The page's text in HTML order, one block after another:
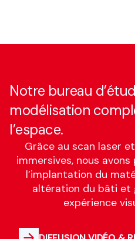
Notre bureau
modélisation
l’espace.
Grâce au scan laser
immersives, nous
l’implantation du
altération du bâti et
expérience